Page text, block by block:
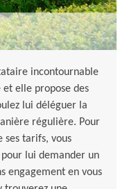
incontournable
elle propose des
lui déléguer la
régulière. Pour
ses tarifs, vous
pour lui demander un
engagement en vous